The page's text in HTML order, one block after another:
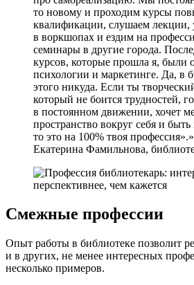
то новому и проходим курсы
квалификации, слушаем лекции,
в воркшопах и ездим на
семинары в другие города.
курсов, которые прошла я, были
психологии и маркетинге. Да, в
этого никуда. Если ты
который не боится трудностей,
в постоянном движении, хочет
пространство вокруг себя и
то это на 100% твоя профессия».
Екатерина Фамильнова,
Смежные профессии
Опыт работы в библиотеке позволит
и в других, не менее интересных
несколько примеров.